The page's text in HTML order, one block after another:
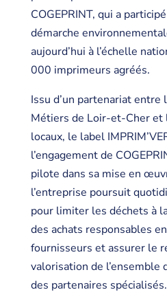
COGEPRINT, qui a
démarche
aujourd’hui à l’échelle
000 imprimeurs agréés.
Issu d’un partenariat entre
Métiers de Loir-et-Cher et
locaux, le label
l’engagement de
pilote dans sa mise en
l’entreprise poursuit
pour limiter les déchets à
des achats responsables
fournisseurs et assurer le
valorisation de l’ensemble
des partenaires spécialisés.